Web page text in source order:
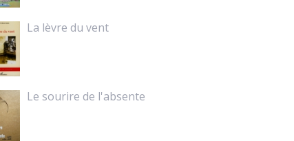
La lèvre du vent
Le sourire de l'absente